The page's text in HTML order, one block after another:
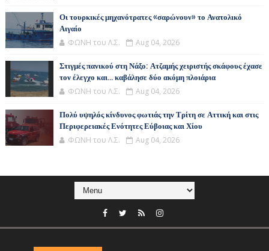
Οι τουρκικές μηχανότρατες «σαρώνουν» το Ανατολικό
Αιγαίο
ΦΩΝΗ του Λ.Σ. Aug 04, 2026
Στιγμές πανικού στη Νάξο: Ατζαμής χειριστής σκάφους έχασε
τον έλεγχο και... καβάλησε δύο ακόμη πλοιάρια
ΦΩΝΗ του Λ.Σ. Aug 04, 2026
Πολύ υψηλός κίνδυνος φωτιάς την Τρίτη σε Αττική και στις
Περιφερειακές Ενότητες Εύβοιας και Χίου
ΦΩΝΗ του Λ.Σ. Aug 04, 2026